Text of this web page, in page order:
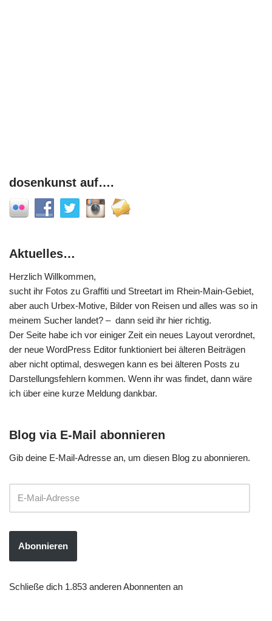
dosenkunst auf….
Aktuelles…
Herzlich Willkommen,
sucht ihr Fotos zu Graffiti und Streetart im Rhein-Main-Gebiet,
aber auch Urbex-Motive, Bilder von Reisen und alles was so in
meinem Sucher landet? – dann seid ihr hier richtig.
Der Seite habe ich vor einiger Zeit ein neues Layout verordnet,
der neue WordPress Editor funktioniert bei älteren Beiträgen
aber nicht optimal, deswegen kann es bei älteren Posts zu
Darstellungsfehlern kommen. Wenn ihr was findet, dann wäre
ich über eine kurze Meldung dankbar.
Blog via E-Mail abonnieren
Gib deine E-Mail-Adresse an, um diesen Blog zu abonnieren.
Abonnieren
Schließe dich 1.853 anderen Abonnenten an